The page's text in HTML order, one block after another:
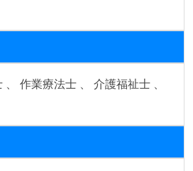
作業療法士 、 介護福祉士 、